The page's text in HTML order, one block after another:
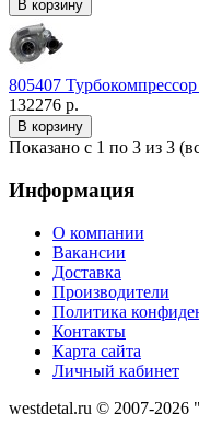
805407
132276 р.
Показано с 1 по 3 из 3
Информация
О компании
Вакансии
Доставка
Производители
Политика
Контакты
Карта сайта
Личный кабинет
westdetal.ru © 2007-2026